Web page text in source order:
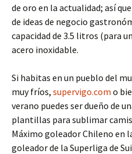
de oro en la actualidad; así
de ideas de negocio
capacidad de 3.5 litros (para
acero inoxidable.
Si habitas en un pueblo del
muy fríos, supervigo.com o
verano puedes ser dueño de
plantillas para sublimar
Máximo goleador Chileno en
goleador de la Superliga de